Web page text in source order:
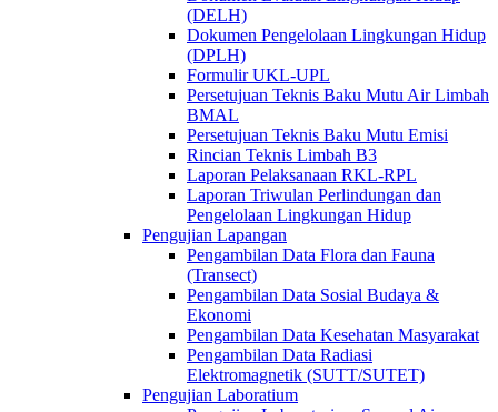
(DELH)
Dokumen Pengelolaan Lingkungan Hidup
(DPLH)
Formulir UKL-UPL
Persetujuan Teknis Baku Mutu Air Limbah
BMAL
Persetujuan Teknis Baku Mutu Emisi
Rincian Teknis Limbah B3
Laporan Pelaksanaan RKL-RPL
Laporan Triwulan Perlindungan dan
Pengelolaan Lingkungan Hidup
Pengujian Lapangan
Pengambilan Data Flora dan Fauna
(Transect)
Pengambilan Data Sosial Budaya &
Ekonomi
Pengambilan Data Kesehatan Masyarakat
Pengambilan Data Radiasi
Elektromagnetik (SUTT/SUTET)
Pengujian Laboratium